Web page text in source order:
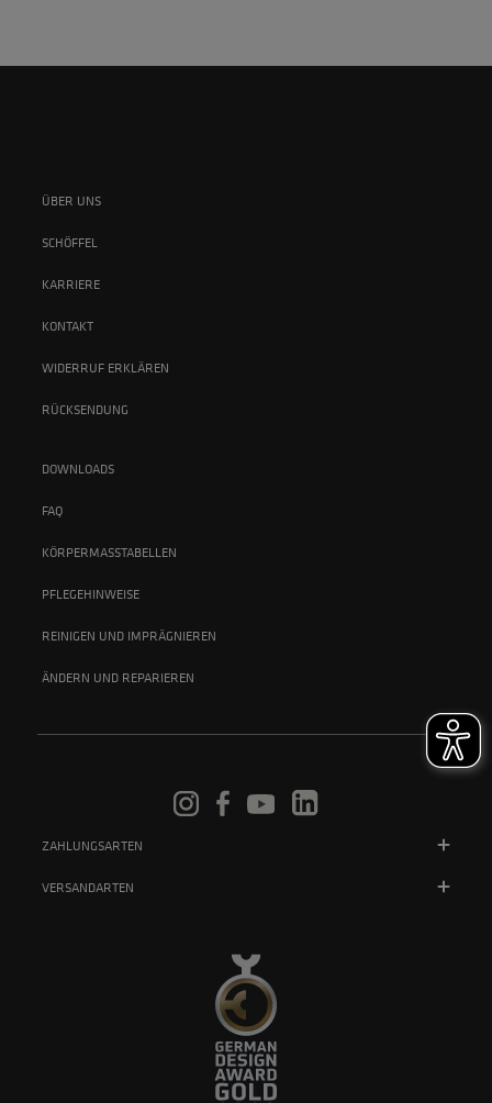
ÜBER UNS
SCHÖFFEL
KARRIERE
KONTAKT
WIDERRUF ERKLÄREN
RÜCKSENDUNG
DOWNLOADS
FAQ
KÖRPERMASSTABELLEN
PFLEGEHINWEISE
REINIGEN UND IMPRÄGNIEREN
ÄNDERN UND REPARIEREN
ZAHLUNGSARTEN
VERSANDARTEN